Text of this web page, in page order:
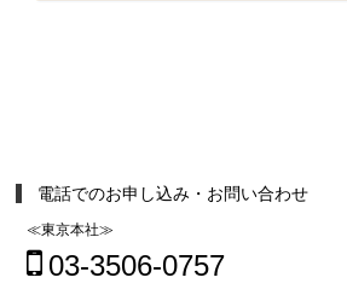
電話でのお申し込み・お問い合わせ
≪東京本社≫
03-3506-0757